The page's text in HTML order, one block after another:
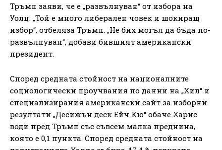
Тръмп заяви, че е „развълнуван“ от избора на
Уолц. „Той е много либерален човек и шокиращ
избор“, отбеляза Тръмп. „Не бих могъл да бъда по-
развълнуван“, добави бившият американски
президент.
Според средната стойност на националните
социологически проучвания по данни на „Хил“ и
специализирания американски сайт за изборни
резултати „Десижън деск Ейч Кю“ обаче Харис
води пред Тръмп със съвсем малка преднина,
която е 0,1 пункта. Според средната стойност на